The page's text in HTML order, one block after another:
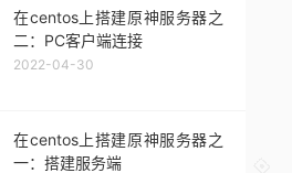
在centos上搭建原神服务器之
二：PC客户端连接
2022-04-30
在centos上搭建原神服务器之
一：搭建服务端